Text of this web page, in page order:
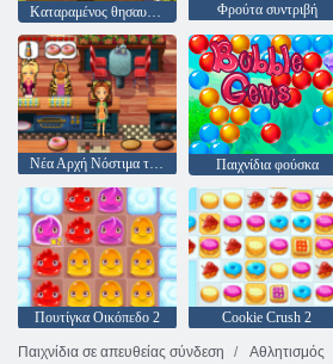
Φρούτα συντριβή
Νέα Αρχή Νόστιμα της Emily Παιχνίδια φούσκα
Πουτίγκα Οικόπεδο 2 Cookie Crush 2
Παιχνίδια σε απευθείας σύνδεση
Αθλητισμός